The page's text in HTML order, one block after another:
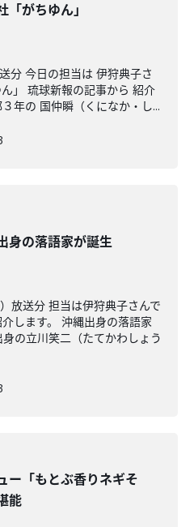
「がちゆん」
今日の担当は 伊狩典子さ
」 琉球新報の記事から 紹介
年の 国仲瞬（くになか・し...
身の落語家が誕生
放送分 担当は伊狩典子さんで
します。 沖縄出身の落語家
の立川笑二（たてかわしょう
ー「もとぶ香りネギそ
能